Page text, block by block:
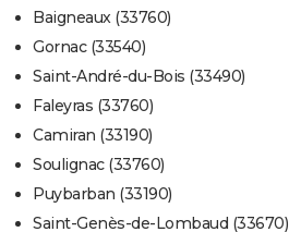
Baigneaux (33760)
Gornac (33540)
Saint-André-du-Bois (33490)
Faleyras (33760)
Camiran (33190)
Soulignac (33760)
Puybarban (33190)
Saint-Genès-de-Lombaud (33670)